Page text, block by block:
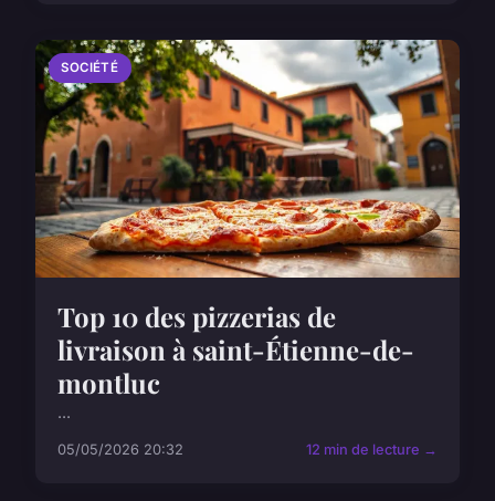
SOCIÉTÉ
Top 10 des pizzerias de
livraison à saint-Étienne-de-
montluc
...
05/05/2026 20:32 12 min de lecture →